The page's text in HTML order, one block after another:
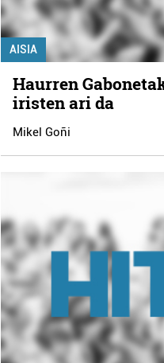
AISIA
Haurren
iristen ari da
Mikel Goñi